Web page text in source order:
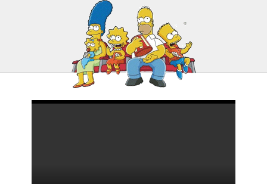
2421 – Сага о Карле